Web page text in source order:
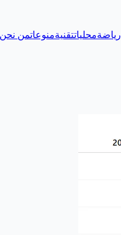
رياضةمحلياتتقنيةمنوعاتمن نحن